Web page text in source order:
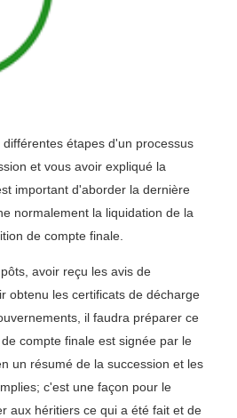
étapes d'un processus
et vous avoir expliqué la
important d'aborder la dernière
normalement la liquidation de la
de compte finale.
avoir reçu les avis de
obtenu les certificats de décharge
il faudra préparer ce
compte finale est signée par le
un résumé de la succession et les
c'est une façon pour le
aux héritiers ce qui a été fait et de